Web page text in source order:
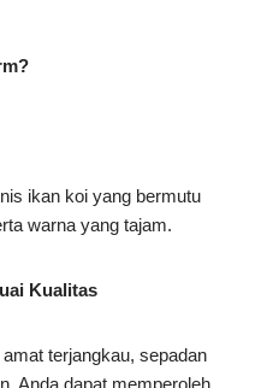
ikan koi yang bermutu
warna yang tajam.
Kualitas
terjangkau, sepadan